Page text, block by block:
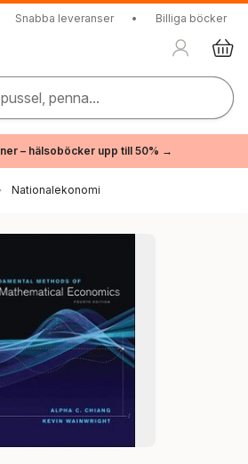
Snabba leveranser • Billiga böcker
penna...
– hälsoböcker upp till 50% →
Nationalekonomi